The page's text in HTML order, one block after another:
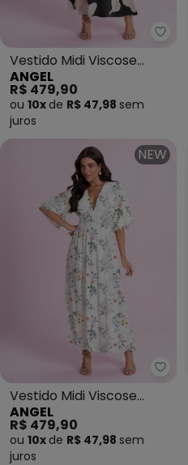
Vestido Midi Viscose
Estampada (Preto)
ANGEL
R$ 479,90
ou 10x de R$ 47,98 sem
juros
NEW
Vestido Midi Viscose
Estampada (Branco)
ANGEL
R$ 479,90
ou 10x de R$ 47,98 sem
juros